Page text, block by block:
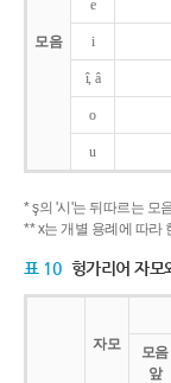
모음
e
i
î, â
o
u
* ş의 '시'는 뒤따르는 모
** x는 개별 용례에 따라
표 10 헝가리어 자모
자모
모음
앞